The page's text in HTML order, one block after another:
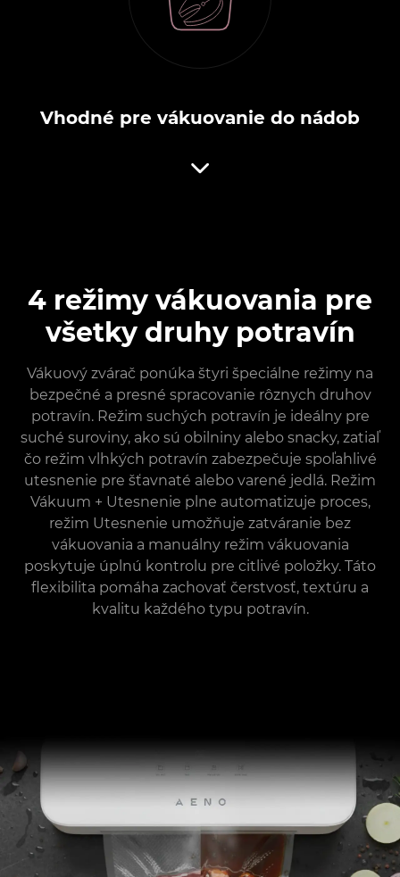
Vhodné pre vákuovanie do nádob
4 režimy vákuovania pre
všetky druhy potravín
Vákuový zvárač ponúka štyri špeciálne režimy na
bezpečné a presné spracovanie rôznych druhov
potravín. Režim suchých potravín je ideálny pre
suché suroviny, ako sú obilniny alebo snacky, zatiaľ
čo režim vlhkých potravín zabezpečuje spoľahlivé
utesnenie pre šťavnaté alebo varené jedlá. Režim
Vákuum + Utesnenie plne automatizuje proces,
režim Utesnenie umožňuje zatváranie bez
vákuovania a manuálny režim vákuovania
poskytuje úplnú kontrolu pre citlivé položky. Táto
flexibilita pomáha zachovať čerstvosť, textúru a
kvalitu každého typu potravín.